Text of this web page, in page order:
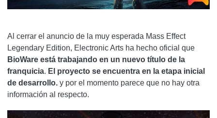
Al cerrar el anuncio de la muy esperada Mass Effect
Legendary Edition, Electronic Arts ha hecho oficial que
BioWare está trabajando en un nuevo título de la
franquicia. El proyecto se encuentra en la etapa inicial
de desarrollo. y por el momento parece que no hay otra
información al respecto.